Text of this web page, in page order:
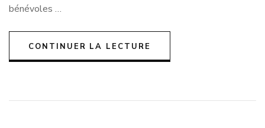
bénévoles …
CONTINUER LA LECTURE